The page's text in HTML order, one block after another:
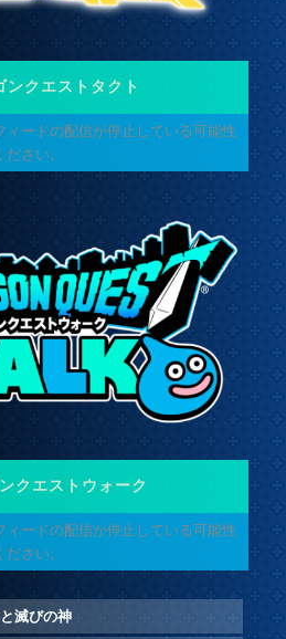
ンクエストタクト
ィードの配信が停止している可能性
さい。
クエストウォーク
ィードの配信が停止している可能性
さい。
滅びの神